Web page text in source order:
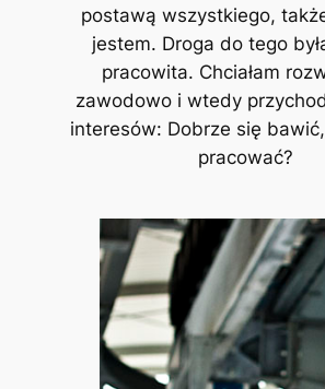
postawą wszystkiego,
jestem. Droga do tego
pracowita. Chciałam
zawodowo i wtedy
interesów: Dobrze się
pracować?